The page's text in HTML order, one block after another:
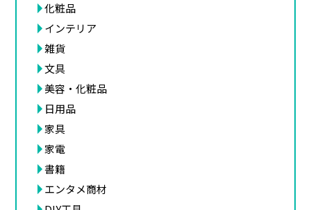
化粧品
インテリア
雑貨
文具
美容・化粧品
日用品
家具
家電
書籍
エンタメ商材